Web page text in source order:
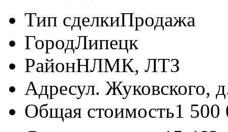
Тип сделкиПродажа
ГородЛипецк
РайонНЛМК, ЛТЗ
Адресул. Жуковского,
Общая стоимость1 500